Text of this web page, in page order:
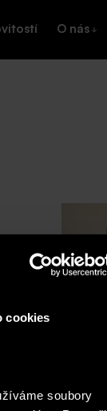
cookies
soubory
O nás